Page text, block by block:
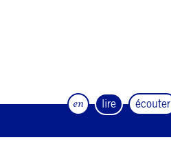
en lire écouter